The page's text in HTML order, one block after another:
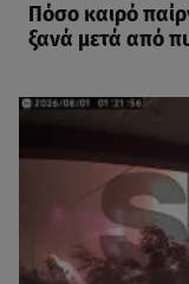
Πόσο καιρό
ξανά μετά από